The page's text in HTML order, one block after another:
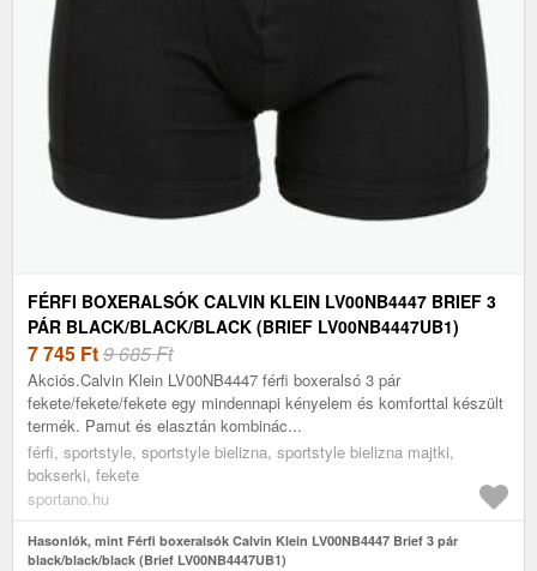
FÉRFI BOXERALSÓK CALVIN KLEIN LV00NB4447 BRIEF 3
PÁR BLACK/BLACK/BLACK (BRIEF LV00NB4447UB1)
7 745 Ft9 685 Ft
Akciós.Calvin Klein LV00NB4447 férfi boxeralsó 3 pár
fekete/fekete/fekete egy mindennapi kényelem és komforttal készült
termék. Pamut és elasztán kombinác...
férfi, sportstyle, sportstyle bielizna, sportstyle bielizna majtki,
bokserki, fekete
sportano.hu
Hasonlók, mint Férfi boxeralsók Calvin Klein LV00NB4447 Brief 3 pár
black/black/black (Brief LV00NB4447UB1)